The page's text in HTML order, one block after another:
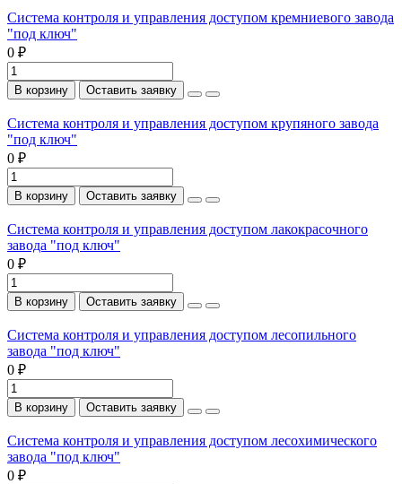
Система контроля и управления доступом кремниевого завода
"под ключ"
0 ₽
В корзину Оставить заявку
Система контроля и управления доступом крупяного завода
"под ключ"
0 ₽
В корзину Оставить заявку
Система контроля и управления доступом лакокрасочного
завода "под ключ"
0 ₽
В корзину Оставить заявку
Система контроля и управления доступом лесопильного
завода "под ключ"
0 ₽
В корзину Оставить заявку
Система контроля и управления доступом лесохимического
завода "под ключ"
0 ₽